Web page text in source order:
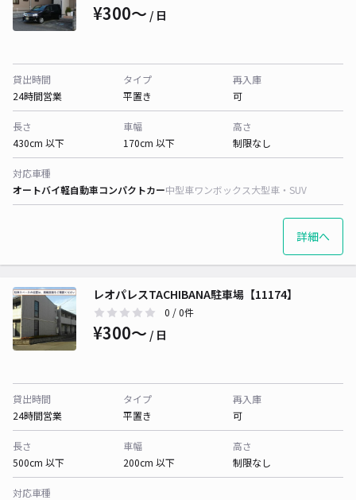
¥300〜 / 日
貸出時間
24時間営業
タイプ
平置き
再入庫
可
長さ
430cm 以下
車幅
170cm 以下
高さ
制限なし
対応車種
オートバイ軽自動車コンパクトカー中型車ワンボックス大型車・SUV
詳細へ
レオパレスTACHIBANA駐車場【11174】
0 / 0件
¥300〜 / 日
貸出時間
24時間営業
タイプ
平置き
再入庫
可
長さ
500cm 以下
車幅
200cm 以下
高さ
制限なし
対応車種